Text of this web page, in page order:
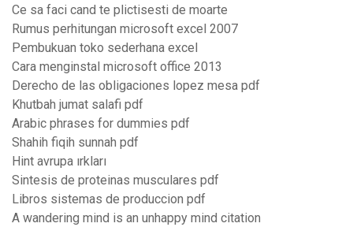
Ce sa faci cand te plictisesti de moarte
Rumus perhitungan microsoft excel 2007
Pembukuan toko sederhana excel
Cara menginstal microsoft office 2013
Derecho de las obligaciones lopez mesa pdf
Khutbah jumat salafi pdf
Arabic phrases for dummies pdf
Shahih fiqih sunnah pdf
Hint avrupa ırkları
Sintesis de proteinas musculares pdf
Libros sistemas de produccion pdf
A wandering mind is an unhappy mind citation